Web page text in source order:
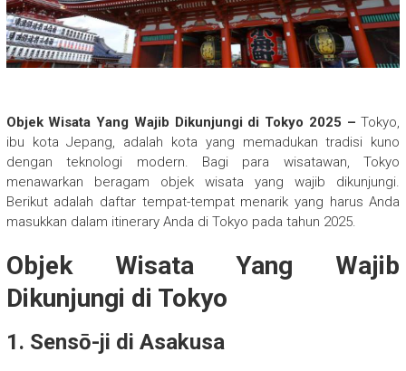
Objek Wisata Yang Wajib Dikunjungi di Tokyo 2025 –Tokyo,
ibu kota Jepang, adalah kota yang memadukan tradisi kuno
dengan teknologi modern. Bagi para wisatawan, Tokyo
menawarkan beragam objek wisata yang wajib dikunjungi.
Berikut adalah daftar tempat-tempat menarik yang harus Anda
masukkan dalam itinerary Anda di Tokyo pada tahun 2025.
Objek Wisata Yang Wajib
Dikunjungi di Tokyo
1. Sensō-ji di Asakusa